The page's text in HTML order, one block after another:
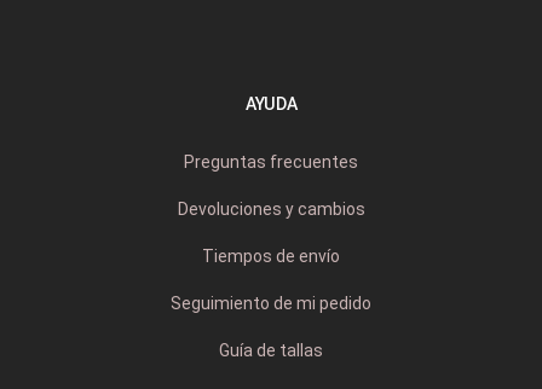
AYUDA
Preguntas frecuentes
Devoluciones y cambios
Tiempos de envío
Seguimiento de mi pedido
Guía de tallas